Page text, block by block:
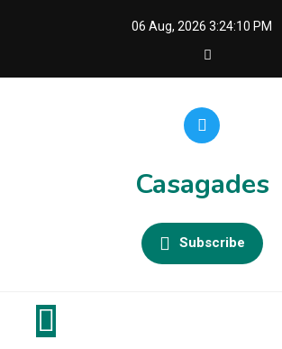
06 Aug, 2026 3:24:12 PM
Casagades
Subscribe